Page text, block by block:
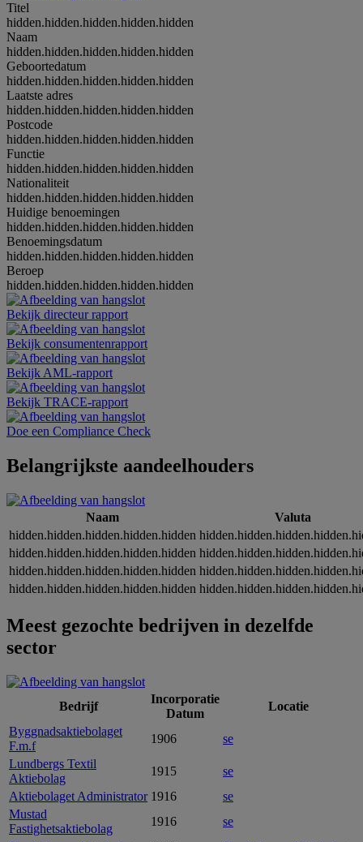
Titel
hidden.hidden.hidden.hidden.hidden
Naam
hidden.hidden.hidden.hidden.hidden
Geboortedatum
hidden.hidden.hidden.hidden.hidden
Laatste adres
hidden.hidden.hidden.hidden.hidden
Postcode
hidden.hidden.hidden.hidden.hidden
Functie
hidden.hidden.hidden.hidden.hidden
Nationaliteit
hidden.hidden.hidden.hidden.hidden
Huidige benoemingen
hidden.hidden.hidden.hidden.hidden
Benoemingsdatum
hidden.hidden.hidden.hidden.hidden
Beroep
hidden.hidden.hidden.hidden.hidden
Bekijk directeur rapport
Bekijk consumentenrapport
Bekijk AML-rapport
Bekijk TRACE-rapport
Doe een Compliance Check
Belangrijkste aandeelhouders
Naam
Valuta
hidden.hidden.hidden.hidden.hidden
hidden.hidden.hidden.hidden.hidden
hidden.hidden.hidden.hidden.hidden
hidden.hidden.hidden.hidden.hidden
Meest gezochte bedrijven in dezelfde
sector
Bedrijf
Incorporatie
Datum
Locatie
Byggnadsaktiebolaget
F.m.f
1906
se
Lundbergs Textil
Aktiebolag
1915
se
Aktiebolaget Administrator 1916
se
Mustad
Fastighetsaktiebolag
1916
se